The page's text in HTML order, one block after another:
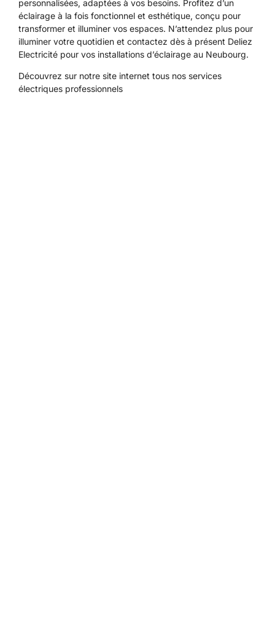
personnalisées, adaptées à vos besoins. Profitez d’un
éclairage à la fois fonctionnel et esthétique, conçu pour
transformer et illuminer vos espaces. N’attendez plus pour
illuminer votre quotidien et contactez dès à présent Deliez
Electricité pour vos installations d’éclairage au Neubourg.
Découvrez sur notre site internet tous nos services
électriques professionnels